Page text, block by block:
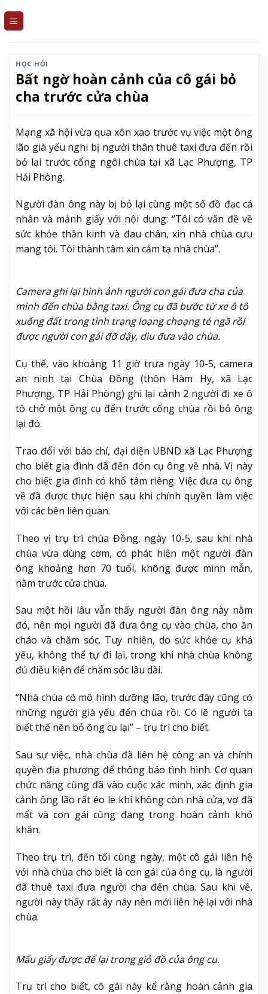
HỌC HỎI
Bất ngờ hoàn cảnh của cô gái bỏ
cha trước cửa chùa
Mạng xã hội vừa qua xôn xao trước vụ việc một ông
lão già yếu nghi bị người thân thuê taxi đưa đến rồi
bỏ lại trước cổng ngôi chùa tại xã Lạc Phượng, TP
Hải Phòng.
Người đàn ông này bị bỏ lại cùng một số đồ đạc cá
nhân và mảnh giấy với nội dung: “Tôi có vấn đề về
sức khỏe thần kinh và đau chân, xin nhà chùa cưu
mang tôi. Tôi thành tâm xin cảm tạ nhà chùa”.
Camera ghi lại hình ảnh người con gái đưa cha của
mình đến chùa bằng taxi. Ông cụ đã bước từ xe ô tô
xuống đất trong tình trạng loạng choạng té ngã rồi
được người con gái đỡ dậy, dìu đưa vào chùa.
Cụ thể, vào khoảng 11 giờ trưa ngày 10-5, camera
an ninh tại Chùa Đồng (thôn Hàm Hy, xã Lạc
Phượng, TP Hải Phòng) ghi lại cảnh 2 người đi xe ô
tô chở một ông cụ đến trước cổng chùa rồi bỏ ông
lại đó.
Trao đổi với báo chí, đại diện UBND xã Lạc Phượng
cho biết gia đình đã đến đón cụ ông về nhà. Vị này
cho biết gia đình có khổ tâm riêng. Việc đưa cụ ông
về đã được thực hiện sau khi chính quyền làm việc
với các bên liên quan.
Theo vị trụ trì chùa Đồng, ngày 10-5, sau khi nhà
chùa vừa dùng cơm, có phát hiện một người đàn
ông khoảng hơn 70 tuổi, không được minh mẫn,
nằm trước cửa chùa.
Sau một hồi lâu vẫn thấy người đàn ông này nằm
đó, nên mọi người đã đưa ông cụ vào chùa, cho ăn
cháo và chăm sóc. Tuy nhiên, do sức khỏe cụ khá
yếu, không thể tự đi lại, trong khi nhà chùa không
đủ điều kiện để chăm sóc lâu dài.
“Nhà chùa có mô hình dưỡng lão, trước đây cũng có
những người già yếu đến chùa rồi. Có lẽ người ta
biết thế nên bỏ ông cụ lại” – trụ trì cho biết.
Sau sự việc, nhà chùa đã liên hệ công an và chính
quyền địa phương để thông báo tình hình. Cơ quan
chức năng cũng đã vào cuộc xác minh, xác định gia
cảnh ông lão rất éo le khi không còn nhà cửa, vợ đã
mất và con gái cũng đang trong hoàn cảnh khó
khăn.
Theo trụ trì, đến tối cùng ngày, một cô gái liên hệ
với nhà chùa cho biết là con gái của ông cụ, là người
đã thuê taxi đưa người cha đến chùa. Sau khi về,
người này thấy rất áy náy nên mới liên hệ lại với nhà
chùa.
Mẩu giấy được để lại trong giỏ đồ của ông cụ.
Trụ trì cho biết, cô gái này kể rằng hoàn cảnh gia